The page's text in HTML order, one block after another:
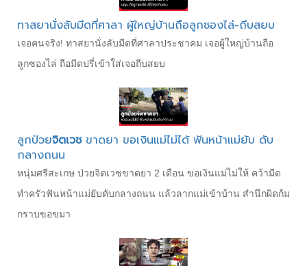
ทาสยานั่งลับมีดที่ศาลา ผู้ใหญ่บ้านถือลูกซองไล่-ถีบสยบ
เจอคนจริง! ทาสยานั่งลับมีดที่ศาลาประชาคม เจอผู้ใหญ่บ้านถือ
ลูกซองไล่ ถือมีดปรี่เข้าใส่เจอถีบสยบ
ลูกป่วยจิตเวชขาดยา ขอเงินแม่ไม่ได้ ฟันหน้าแม่ยับ ดับ
กลางถนน
หนุ่มศรีสะเกษ ป่วยจิตเวชขาดยา 2 เดือน ขอเงินแม่ไม่ให้ คว้ามีด
ทำครัวฟันหน้าแม่ยับดับกลางถนน แล้วลากแม่เข้าบ้าน สำนึกผิดก้ม
กราบขอขมา